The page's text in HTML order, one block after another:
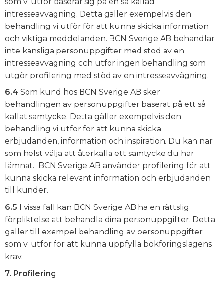
intresseavvägning. Detta gäller exempelvis den
behandling vi utför för att kunna skicka information
och viktiga meddelanden. BCN Sverige AB behandlar
inte känsliga personuppgifter med stöd av en
intresseavvägning och utför ingen behandling som
utgör profilering med stöd av en intresseavvägning.
6.4 Som kund hos BCN Sverige AB sker
behandlingen av personuppgifter baserat på ett så
kallat samtycke. Detta gäller exempelvis den
behandling vi utför för att kunna skicka
erbjudanden, information och inspiration. Du kan när
som helst välja att återkalla ett samtycke du har
lämnat. BCN Sverige AB använder profilering för att
kunna skicka relevant information och erbjudanden
till kunder.
6.5 I vissa fall kan BCN Sverige AB ha en rättslig
förpliktelse att behandla dina personuppgifter. Detta
gäller till exempel behandling av personuppgifter
som vi utför för att kunna uppfylla bokföringslagens
krav.
7. Profilering